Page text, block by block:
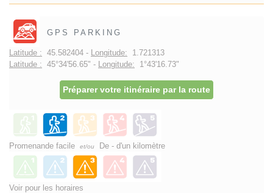
GPS PARKING
Latitude : 45.582404 - Longitude: 1.721313
Latitude : 45°34'56.65" - Longitude: 1°43'16.73"
Préparer votre itinéraire par la route
Promenande facile et/ou De - d'un kilomètre
Voir pour les horaires